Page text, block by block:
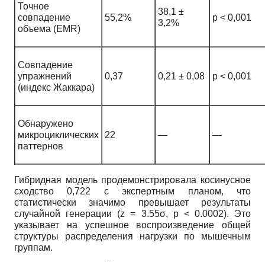
Точное
совпадение
объема (EMR)
55,2%
38,1 ±
3,2%
p < 0,001
Совпадение
упражнений
(индекс Жаккара)
0,37 0,21 ± 0,08 p < 0,001
Обнаружено
микроциклических
паттернов
22 — —
Гибридная модель продемонстрировала косинусное
сходство 0,722 с экспертным планом, что
статистически значимо превышает результаты
случайной генерации (z = 3.55σ, p < 0.0002). Это
указывает на успешное воспроизведение общей
структуры распределения нагрузки по мышечным
группам.